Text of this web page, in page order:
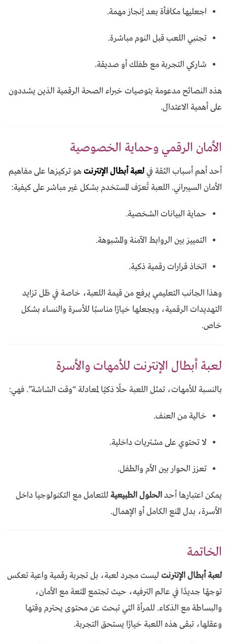
اجعليها مكافأة بعد إنجاز مهمة.
تجنبي اللعب قبل النوم مباشرة.
شاركي التجربة مع طفلك أو صديقة.
هذه النصائح مدعومة بتوصيات خبراء الصحة الرقمية الذين يشددون
على أهمية الاعتدال.
الأمان الرقمي وحماية الخصوصية
أحد أهم أسباب الثقة فيلعبة أبطال الإنترنتهو تركيزها على مفاهيم
الأمان السيبراني. اللعبة تُعرّف المستخدم بشكل غير مباشر على كيفية:
حماية البيانات الشخصية.
التمييز بين الروابط الآمنة والمشبوهة.
اتخاذ قرارات رقمية ذكية.
وهذا الجانب التعليمي يرفع من قيمة اللعبة، خاصة في ظل تزايد
التهديدات الرقمية، ويجعلها خيارًا مناسبًا للأسرة والنساء بشكل
خاص.
لعبة أبطال الإنترنت للأمهات والأسرة
بالنسبة للأمهات، تمثل اللعبة حلًا ذكيًا لمعادلة “وقت الشاشة”. فهي:
خالية من العنف.
لا تحتوي على مشتريات داخلية.
تعزز الحوار بين الأم والطفل.
يمكن اعتبارها أحدالحلول الطبيعيةللتعامل مع التكنولوجيا داخل
الأسرة، بدل المنع الكامل أو الإهمال.
الخاتمة
لعبة أبطال الإنترنتليست مجرد لعبة، بل تجربة رقمية واعية تعكس
توجهًا جديدًا في عالم الترفيه، حيث تجتمع المتعة مع الأمان،
والبساطة مع الذكاء. للمرأة التي تبحث عن محتوى يحترم وقتها
وعقلها، تبقى هذه اللعبة خيارًا يستحق التجربة.